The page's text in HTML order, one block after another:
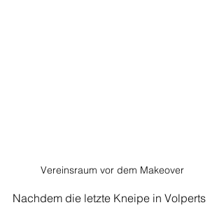
Vereinsraum vor dem Makeover
Nachdem die letzte Kneipe in Volperts